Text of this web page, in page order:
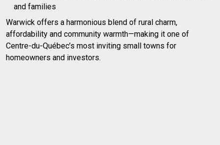
and families
Warwick offers a harmonious blend of rural charm,
affordability and community warmth—making it one of
Centre-du-Québec’s most inviting small towns for
homeowners and investors.